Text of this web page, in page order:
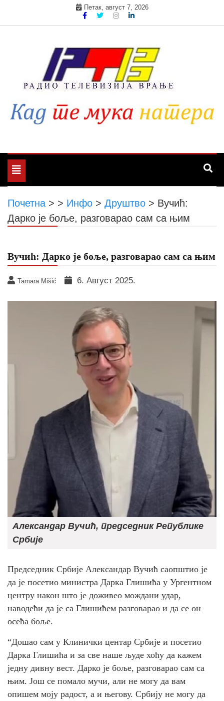
Петак, август 7, 2026
Toggle
navigation
Почетна > > Инфо > Друштво > Вучић:
Дарко је боље, разговарао сам са њим
Вучић: Дарко је боље, разговарао сам са њим
Tamara Mišić 6. Август 2025.
Александар Вучић, председник Републике
Србије
Председник Србије Александар Вучић саопштио је
да је посетио министра Дарка Глишића у Ургентном
центру након што је доживео мождани удар,
наводећи да је са Глишићем разговарао и да се он
осећа боље.
“Дошао сам у Клинички центар Србије и посетио
Дарка Глишића и за све наше људе хоћу да кажем
једну дивну вест. Дарко је боље, разговарао сам са
њим. Још се помало мучи, али не могу да вам
опишем моју радост, а и његову. Србију не могу да